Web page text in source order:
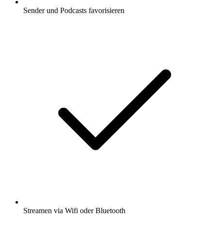
Sender und Podcasts favorisieren
Streamen via Wifi oder Bluetooth